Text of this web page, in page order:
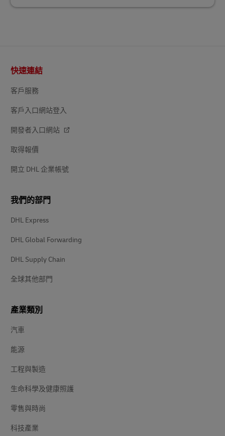
頁
尾
快速連結
客戶服務
客戶入口網站登入
開發者入口網站
取得報價
開立 DHL 企業帳號
我們的部門
DHL Express
DHL Global Forwarding
DHL Supply Chain
全球其他部門
產業類別
汽車
能源
工程與製造
生命科學及健康照護
零售與時尚
科技產業